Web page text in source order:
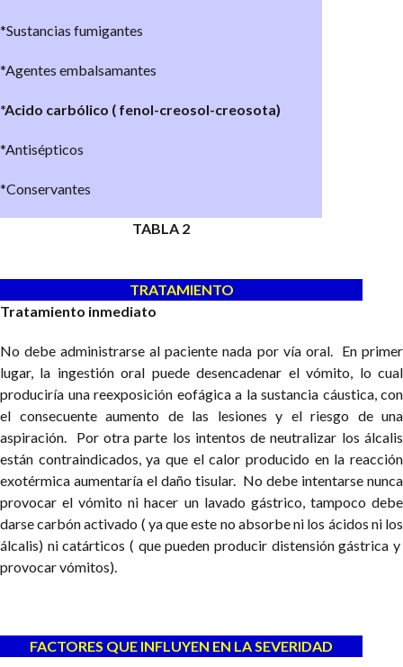
*Sustancias fumigantes
*Agentes embalsamantes
*Acido carbólico ( fenol-creosol-creosota)
*Antisépticos
*Conservantes
TABLA 2
TRATAMIENTO
Tratamiento inmediato
No debe administrarse al paciente nada por vía oral. En primer
lugar, la ingestión oral puede desencadenar el vómito, lo cual
produciría una reexposición eofágica a la sustancia cáustica, con
el consecuente aumento de las lesiones y el riesgo de una
aspiración. Por otra parte los intentos de neutralizar los álcalis
están contraindicados, ya que el calor producido en la reacción
exotérmica aumentaría el daño tisular. No debe intentarse nunca
provocar el vómito ni hacer un lavado gástrico, tampoco debe
darse carbón activado ( ya que este no absorbe ni los ácidos ni los
álcalis) ni catárticos ( que pueden producir distensión gástrica y
provocar vómitos).
FACTORES QUE INFLUYEN EN LA SEVERIDAD